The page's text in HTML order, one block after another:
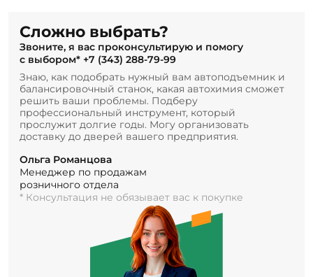
Сложно выбрать?
Звоните, я вас проконсультирую и помогу
с выбором* +7 (343) 288-79-99
Знаю, как подобрать нужный вам автоподъемник и
балансировочный станок, какая автохимия сможет
решить ваши проблемы. Подберу
профессиональный инструмент, который
прослужит долгие годы. Могу организовать
доставку до дверей вашего предприятия.
Ольга Романцова
Менеджер по продажам
розничного отдела
* Консультация не обязывает вас к покупке